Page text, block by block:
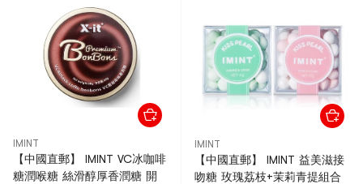
IMINT
【中國直郵】 IMINT VC冰咖啡
糖潤喉糖 絲滑醇厚香潤糖 開
IMINT
【中國直郵】 IMINT 益美滋接
吻糖 玫瑰荔枝+茉莉青提組合